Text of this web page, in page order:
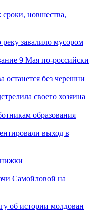
новшества,
завалило мусором
9 Мая по-российски
останется без черешни
своего хозяина
образования
выход в
Самойловой на
об истории молдован